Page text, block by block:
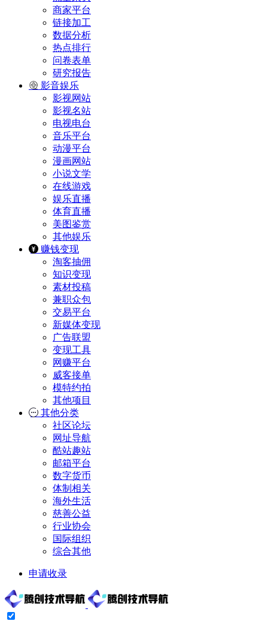
商家平台
链接加工
数据分析
热点排行
问卷表单
研究报告
影音娱乐
影视网站
影视名站
电视电台
音乐平台
动漫平台
漫画网站
小说文学
在线游戏
娱乐直播
体育直播
美图鉴赏
其他娱乐
赚钱变现
淘客抽佣
知识变现
素材投稿
兼职众包
交易平台
新媒体变现
广告联盟
变现工具
网赚平台
威客接单
模特约拍
其他项目
其他分类
社区论坛
网址导航
酷站趣站
邮箱平台
数字货币
体制相关
海外生活
慈善公益
行业协会
国际组织
综合其他
申请收录